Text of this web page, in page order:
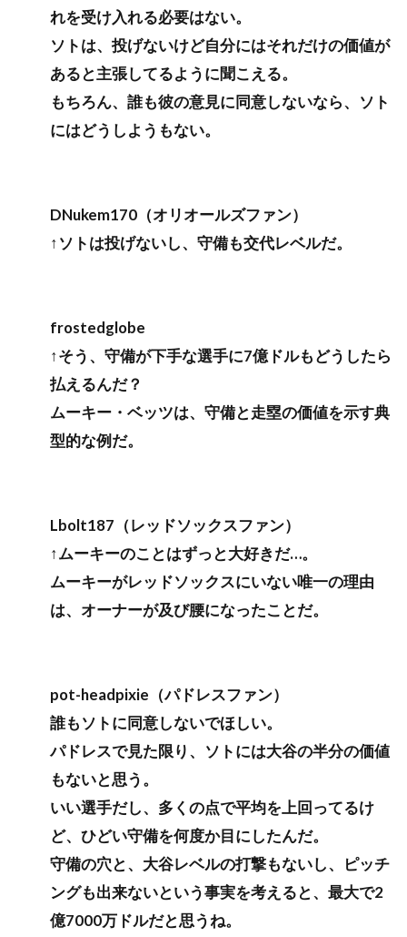
れを受け入れる必要はない。
ソトは、投げないけど自分にはそれだけの価値が
あると主張してるように聞こえる。
もちろん、誰も彼の意見に同意しないなら、ソト
にはどうしようもない。
DNukem170（オリオールズファン）
↑ソトは投げないし、守備も交代レベルだ。
frostedglobe
↑そう、守備が下手な選手に7億ドルもどうしたら
払えるんだ？
ムーキー・ベッツは、守備と走塁の価値を示す典
型的な例だ。
Lbolt187（レッドソックスファン）
↑ムーキーのことはずっと大好きだ…。
ムーキーがレッドソックスにいない唯一の理由
は、オーナーが及び腰になったことだ。
pot-headpixie（パドレスファン）
誰もソトに同意しないでほしい。
パドレスで見た限り、ソトには大谷の半分の価値
もないと思う。
いい選手だし、多くの点で平均を上回ってるけ
ど、ひどい守備を何度か目にしたんだ。
守備の穴と、大谷レベルの打撃もないし、ピッチ
ングも出来ないという事実を考えると、最大で2
億7000万ドルだと思うね。